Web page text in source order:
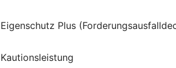
Eigenschutz Plus
Kautionsleistung